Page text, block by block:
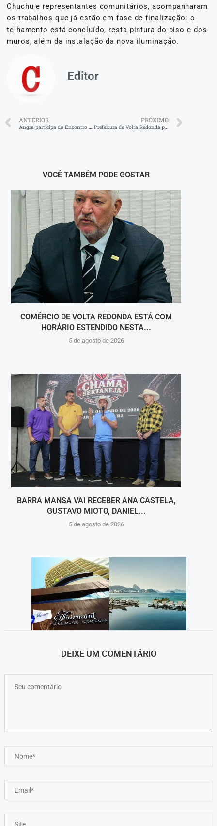
Chuchu e representantes comunitários, acompanharam
os trabalhos que já estão em fase de finalização: o
telhamento está concluído, resta pintura do piso e dos
muros, além da instalação da nova iluminação.
Editor
ANTERIOR
Angra participa do Encontro de Comitê de Bacia no ES
PRÓXIMO
Prefeitura de Volta Redonda participa do XXVIII Congresso Internacional da Abead
VOCÊ TAMBÉM PODE GOSTAR
COMÉRCIO DE VOLTA REDONDA ESTÁ COM
HORÁRIO ESTENDIDO NESTA...
5 de agosto de 2026
BARRA MANSA VAI RECEBER ANA CASTELA,
GUSTAVO MIOTO, DANIEL...
5 de agosto de 2026
DEIXE UM COMENTÁRIO